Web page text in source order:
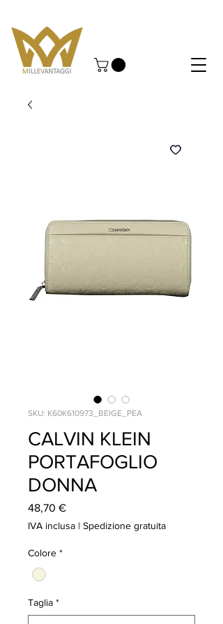
SKU: K60K610973_BEIGE_PEA
CALVIN KLEIN
PORTAFOGLIO
DONNA
48,70 €Prezzo
IVA inclusa | Spedizione gratuita
Colore *
Taglia *